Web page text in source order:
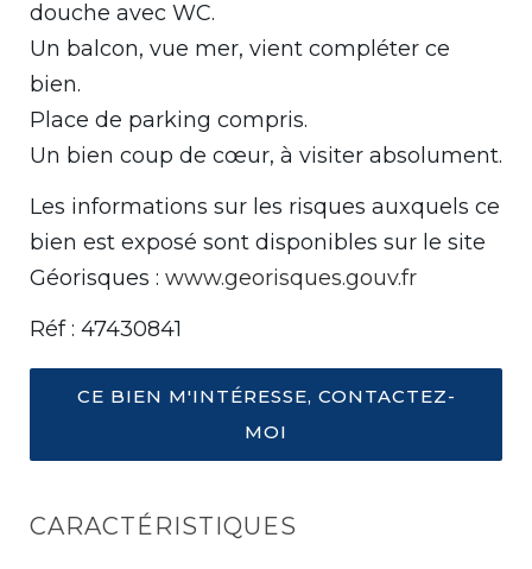
douche avec WC.
Un balcon, vue mer, vient compléter ce
bien.
Place de parking compris.
Un bien coup de cœur, à visiter absolument.
Les informations sur les risques auxquels ce
bien est exposé sont disponibles sur le site
Géorisques : www.georisques.gouv.fr
Réf : 47430841
CE BIEN M'INTÉRESSE, CONTACTEZ-
MOI
CARACTÉRISTIQUES